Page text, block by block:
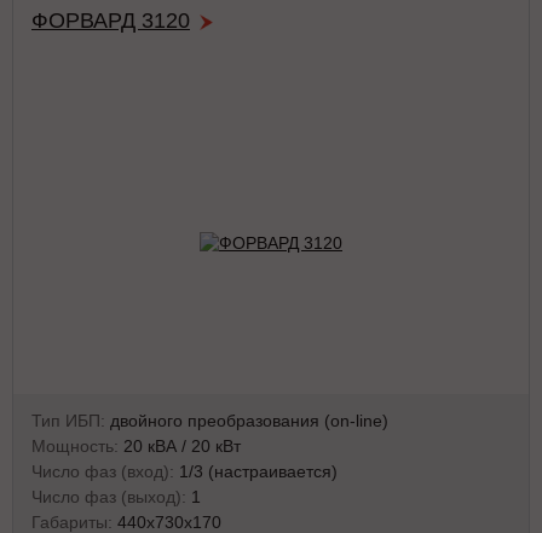
ФОРВАРД 3120
Тип ИБП: двойного преобразования (on-line)
Мощность: 20 кВА / 20 кВт
Число фаз (вход): 1/3 (настраивается)
Число фаз (выход): 1
Габариты: 440х730х170